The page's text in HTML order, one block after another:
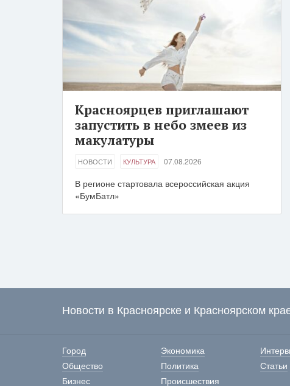
Красноярцев приглашают
запустить в небо змеев из
макулатуры
НОВОСТИ КУЛЬТУРА 07.08.2026
В регионе стартовала всероссийская акция
«БумБатл»
Новости в Красноярске и Красноярском
Город
Общество
Бизнес
Экономика
Политика
Происшествия
Статьи